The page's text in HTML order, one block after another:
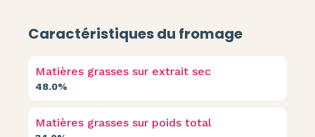
Caractéristiques du fromage
Matières grasses sur extrait sec
48.0%
Matières grasses sur poids total